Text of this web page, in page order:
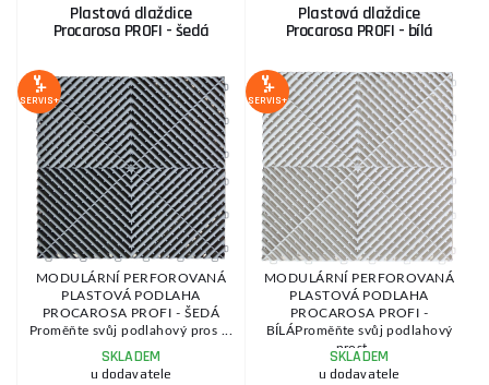
Plastová dlaždice
Procarosa PROFI - šedá
SERVIS+
MODULÁRNÍ PERFOROVANÁ
PLASTOVÁ PODLAHA
PROCAROSA PROFI - ŠEDÁ
Proměňte svůj podlahový pros ...
SKLADEM
u dodavatele
Plastová dlaždice
Procarosa PROFI - bílá
SERVIS+
MODULÁRNÍ PERFOROVANÁ
PLASTOVÁ PODLAHA
PROCAROSA PROFI -
BÍLÁProměňte svůj podlahový
prost ...
SKLADEM
u dodavatele